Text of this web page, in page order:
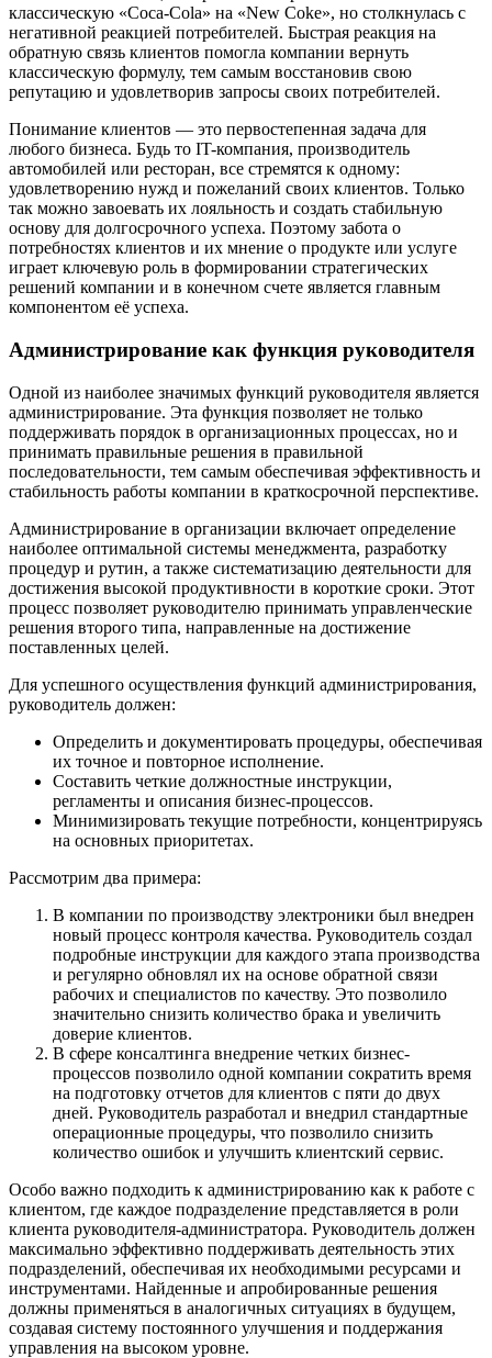
классическую «Coca-Cola» на «New Coke», но столкнулась с
негативной реакцией потребителей. Быстрая реакция на
обратную связь клиентов помогла компании вернуть
классическую формулу, тем самым восстановив свою
репутацию и удовлетворив запросы своих потребителей.
Понимание клиентов — это первостепенная задача для
любого бизнеса. Будь то IT-компания, производитель
автомобилей или ресторан, все стремятся к одному:
удовлетворению нужд и пожеланий своих клиентов. Только
так можно завоевать их лояльность и создать стабильную
основу для долгосрочного успеха. Поэтому забота о
потребностях клиентов и их мнение о продукте или услуге
играет ключевую роль в формировании стратегических
решений компании и в конечном счете является главным
компонентом её успеха.
Администрирование как функция руководителя
Одной из наиболее значимых функций руководителя является
администрирование. Эта функция позволяет не только
поддерживать порядок в организационных процессах, но и
принимать правильные решения в правильной
последовательности, тем самым обеспечивая эффективность и
стабильность работы компании в краткосрочной перспективе.
Администрирование в организации включает определение
наиболее оптимальной системы менеджмента, разработку
процедур и рутин, а также систематизацию деятельности для
достижения высокой продуктивности в короткие сроки. Этот
процесс позволяет руководителю принимать управленческие
решения второго типа, направленные на достижение
поставленных целей.
Для успешного осуществления функций администрирования,
руководитель должен:
Определить и документировать процедуры, обеспечивая
их точное и повторное исполнение.
Составить четкие должностные инструкции,
регламенты и описания бизнес-процессов.
Минимизировать текущие потребности, концентрируясь
на основных приоритетах.
Рассмотрим два примера:
В компании по производству электроники был внедрен
новый процесс контроля качества. Руководитель создал
подробные инструкции для каждого этапа производства
и регулярно обновлял их на основе обратной связи
рабочих и специалистов по качеству. Это позволило
значительно снизить количество брака и увеличить
доверие клиентов.
В сфере консалтинга внедрение четких бизнес-
процессов позволило одной компании сократить время
на подготовку отчетов для клиентов с пяти до двух
дней. Руководитель разработал и внедрил стандартные
операционные процедуры, что позволило снизить
количество ошибок и улучшить клиентский сервис.
Особо важно подходить к администрированию как к работе с
клиентом, где каждое подразделение представляется в роли
клиента руководителя-администратора. Руководитель должен
максимально эффективно поддерживать деятельность этих
подразделений, обеспечивая их необходимыми ресурсами и
инструментами. Найденные и апробированные решения
должны применяться в аналогичных ситуациях в будущем,
создавая систему постоянного улучшения и поддержания
управления на высоком уровне.